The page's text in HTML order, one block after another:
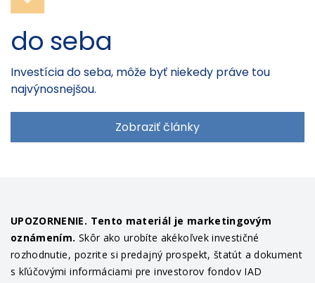
do seba
Investícia do seba, môže byť niekedy práve tou
najvýnosnejšou.
Zobraziť články
UPOZORNENIE. Tento materiál je marketingovým
oznámením. Skôr ako urobíte akékoľvek investičné
rozhodnutie, pozrite si predajný prospekt, štatút a dokument
s kľúčovými informáciami pre investorov fondov IAD